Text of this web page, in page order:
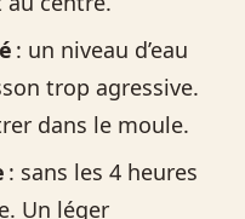
: un niveau d’eau
trop agressive.
dans le moule.
: sans les 4 heures
Un léger